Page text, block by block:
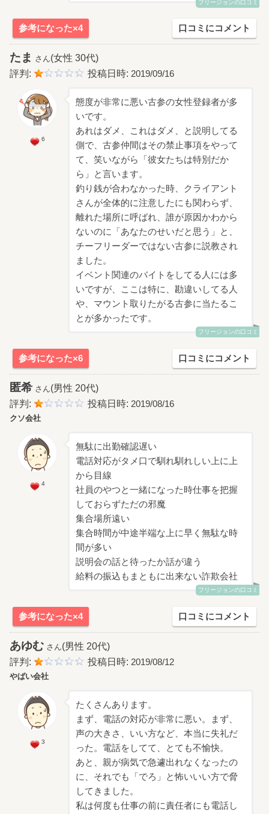
フリージョンの口コミ
参考になった×4 口コミにコメント
たま さん(女性 30代)
評判:
投稿日時: 2019/09/16
6
態度が非常に悪い古参の女性登録者が多
いです。
あれはダメ、これはダメ、と説明してる
側で、古参仲間はその禁止事項をやって
て、笑いながら「彼女たちは特別だか
ら」と言います。
釣り銭が合わなかった時、クライアント
さんが全体的に注意したにも関わらず、
離れた場所に呼ばれ、誰が原因かわから
ないのに「あなたのせいだと思う」と、
チーフリーダーではない古参に説教され
ました。
イベント関連のバイトをしてる人には多
いですが、ここは特に、勘違いしてる人
や、マウント取りたがる古参に当たるこ
とが多かったです。
フリージョンの口コミ
参考になった×6 口コミにコメント
匿希 さん(男性 20代)
評判:
投稿日時: 2019/08/16
クソ会社
4
無駄に出勤確認遅い
電話対応がタメ口で馴れ馴れしい上に上
から目線
社員のやつと一緒になった時仕事を把握
しておらずただの邪魔
集合場所遠い
集合時間が中途半端な上に早く無駄な時
間が多い
説明会の話と待ったか話が違う
給料の振込もまともに出来ない詐欺会社
フリージョンの口コミ
参考になった×4 口コミにコメント
あゆむ さん(男性 20代)
評判:
投稿日時: 2019/08/12
やばい会社
3
たくさんあります。
まず、電話の対応が非常に悪い。まず、
声の大きさ、いい方など、本当に失礼だ
った。電話をしてて、とても不愉快。
あと、親が病気で急遽出れなくなったの
に、それでも「でろ」と怖いいい方で脅
してきました。
私は何度も仕事の前に責任者にも電話し